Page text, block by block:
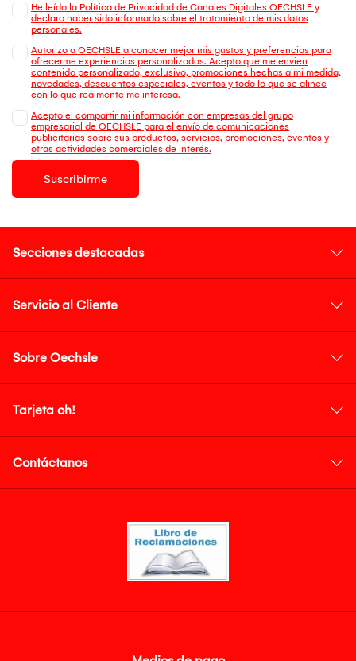
He leído la Política de Privacidad de Canales Digitales OECHSLE y
declaro haber sido informado sobre el tratamiento de mis datos
personales.
Autorizo a OECHSLE a conocer mejor mis gustos y preferencias para
ofrecerme experiencias personalizadas. Acepto que me envien
contenido personalizado, exclusivo, promociones hechas a mi medida,
novedades, descuentos especiales, eventos y todo lo que se alinee
con lo que realmente me interesa.
Acepto el compartir mi información con empresas del grupo
empresarial de OECHSLE para el envío de comunicaciones
publicitarias sobre sus productos, servicios, promociones, eventos y
otras actividades comerciales de interés.
Suscribirme
Secciones destacadas
Servicio al Cliente
Sobre Oechsle
Tarjeta oh!
Contáctanos